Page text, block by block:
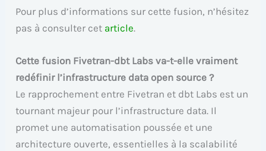
Pour plus d’informations sur cette fusion, n’hésitez
pas à consulter cet article.
Cette fusion Fivetran-dbt Labs va-t-elle vraiment
redéfinir l’infrastructure data open source ?
Le rapprochement entre Fivetran et dbt Labs est un
tournant majeur pour l’infrastructure data. Il
promet une automatisation poussée et une
architecture ouverte, essentielles à la scalabilité